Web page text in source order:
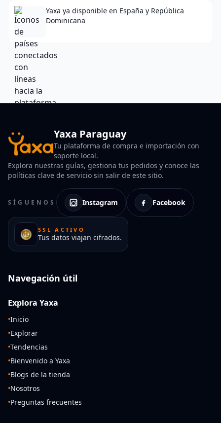
Yaxa ya disponible en España y República
Dominicana
Yaxa Paraguay
Tu plataforma de compra e importación con
soporte local.
Explora nuestras guías, gestiona tus pedidos y conoce las
políticas clave de servicio sin salir de este sitio.
SÍGUENOS Instagram Facebook
SSL ACTIVO
Tus datos viajan cifrados.
Navegación útil
Explora Yaxa
•Inicio
•Explorar
•Tendencias
•Bienvenido a Yaxa
•Blogs de la tienda
•Nosotros
•Preguntas frecuentes